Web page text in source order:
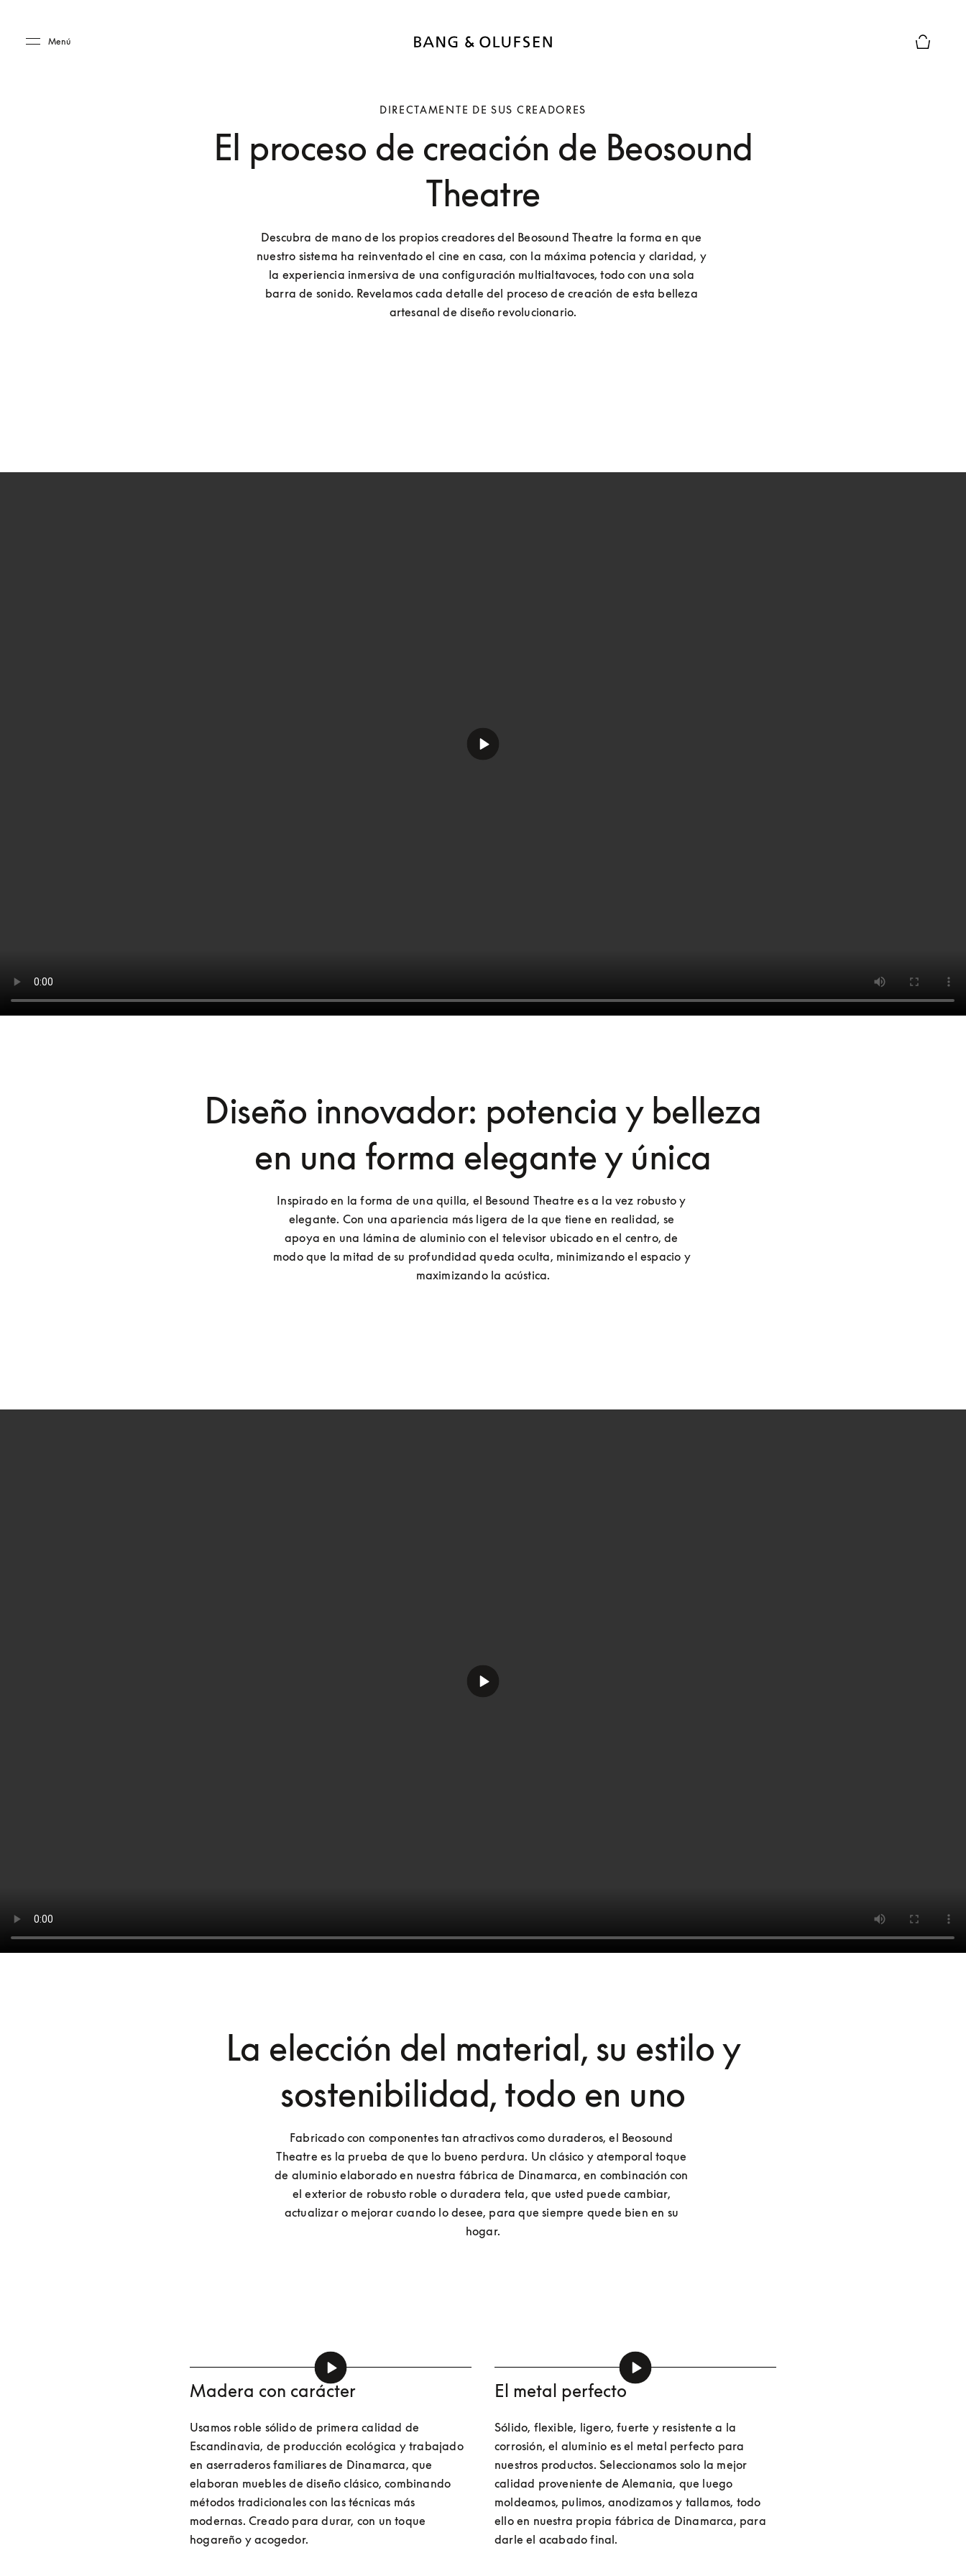
Menú
DIRECTAMENTE DE SUS CREADORES
El proceso de creación de Beosound
Theatre
Descubra de mano de los propios creadores del Beosound Theatre la forma en que
nuestro sistema ha reinventado el cine en casa, con la máxima potencia y claridad, y
la experiencia inmersiva de una configuración multialtavoces, todo con una sola
barra de sonido. Revelamos cada detalle del proceso de creación de esta belleza
artesanal de diseño revolucionario.
Diseño innovador: potencia y belleza
en una forma elegante y única
Inspirado en la forma de una quilla, el Besound Theatre es a la vez robusto y
elegante. Con una apariencia más ligera de la que tiene en realidad, se
apoya en una lámina de aluminio con el televisor ubicado en el centro, de
modo que la mitad de su profundidad queda oculta, minimizando el espacio y
maximizando la acústica.
La elección del material, su estilo y
sostenibilidad, todo en uno
Fabricado con componentes tan atractivos como duraderos, el Beosound
Theatre es la prueba de que lo bueno perdura. Un clásico y atemporal toque
de aluminio elaborado en nuestra fábrica de Dinamarca, en combinación con
el exterior de robusto roble o duradera tela, que usted puede cambiar,
actualizar o mejorar cuando lo desee, para que siempre quede bien en su
hogar.
Madera con carácter
Usamos roble sólido de primera calidad de
Escandinavia, de producción ecológica y trabajado
en aserraderos familiares de Dinamarca, que
elaboran muebles de diseño clásico, combinando
métodos tradicionales con las técnicas más
modernas. Creado para durar, con un toque
hogareño y acogedor.
El metal perfecto
Sólido, flexible, ligero, fuerte y resistente a la
corrosión, el aluminio es el metal perfecto para
nuestros productos. Seleccionamos solo la mejor
calidad proveniente de Alemania, que luego
moldeamos, pulimos, anodizamos y tallamos, todo
ello en nuestra propia fábrica de Dinamarca, para
darle el acabado final.